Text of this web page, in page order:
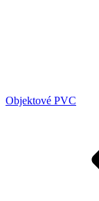
Objektové PVC